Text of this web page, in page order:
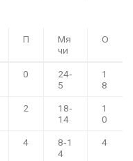
П
Мя
чи
О
0
24‑
5
1
8
2
18‑
14
1
0
4
8‑1
4
4